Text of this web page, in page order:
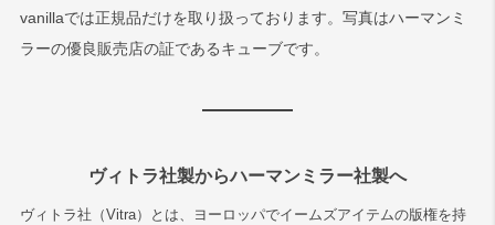
vanillaでは正規品だけを取り扱っております。写真はハーマンミ
ラーの優良販売店の証であるキューブです。
ヴィトラ社製からハーマンミラー社製へ
ヴィトラ社（Vitra）とは、ヨーロッパでイームズアイテムの版権を持